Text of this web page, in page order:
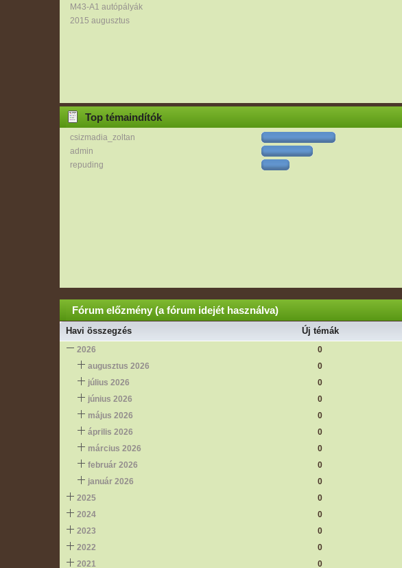
M43-A1 autópályák
2015 augusztus
Top témaindítók
csizmadia_zoltan
admin
repuding
Fórum előzmény (a fórum idejét használva)
Havi összegzés Új témák
2026 0
augusztus 2026
0
július 2026
0
június 2026
0
május 2026
0
április 2026
0
március 2026
0
február 2026
0
január 2026
0
2025
0
2024
0
2023
0
2022
0
2021
0